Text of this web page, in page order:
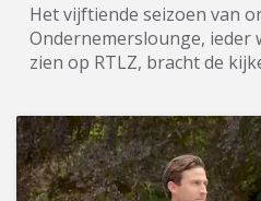
Het vijftiende seizoen van
Ondernemerslounge, ieder
zien op RTLZ, bracht de
gebied van
genieten van het leven.
van Kasteel Hoekelum
ingericht met het statige